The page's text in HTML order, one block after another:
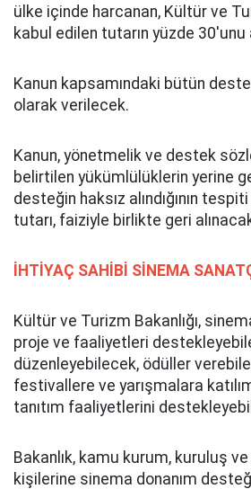
ülke içinde harcanan, Kültür ve
kabul edilen tutarın yüzde
Kanun kapsamındaki bütün
olarak verilecek.
Kanun, yönetmelik ve destek
belirtilen yükümlülüklerin yerine
desteğin haksız alındığının
tutarı, faiziyle birlikte geri
İHTİYAÇ SAHİBİ SİNEMA
Kültür ve Turizm Bakanlığı,
proje ve faaliyetleri
düzenleyebilecek, ödüller
festivallere ve yarışmalara
tanıtım faaliyetlerini
Bakanlık, kamu kurum, kuruluş
kişilerine sinema donanım